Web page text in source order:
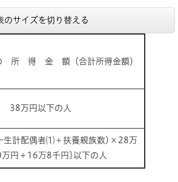
のサイズを切り替える
得 金 額（合計所得金額）
38万円以下の人
計配偶者⑴＋扶養親族数)×28万
万円＋16万8千円}以下の人